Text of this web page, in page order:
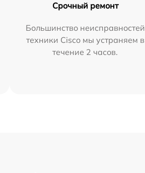
Срочный ремонт
Большинство неисправностей
техники Cisco мы устраняем в
течение 2 часов.